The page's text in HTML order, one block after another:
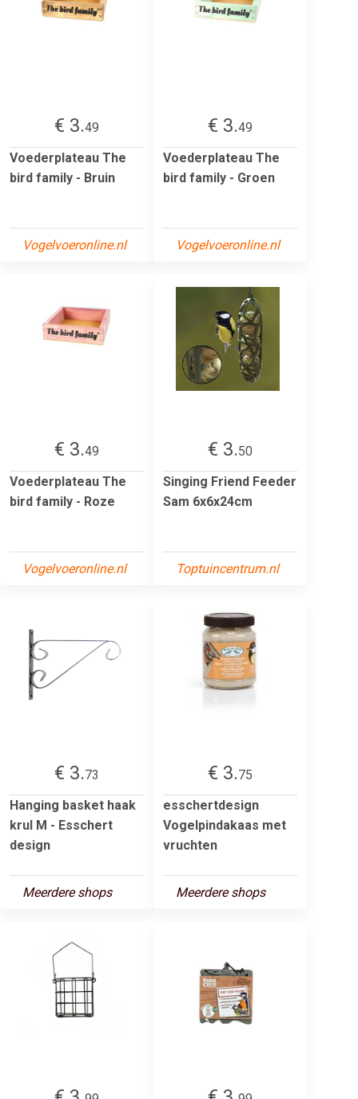
€ 3.49
Voederplateau The
bird family - Bruin
Vogelvoeronline.nl
€ 3.49
Voederplateau The
bird family - Groen
Vogelvoeronline.nl
€ 3.49
Voederplateau The
bird family - Roze
Vogelvoeronline.nl
€ 3.50
Singing Friend Feeder
Sam 6x6x24cm
Toptuincentrum.nl
€ 3.73
Hanging basket haak
krul M - Esschert
design
Meerdere shops
€ 3.75
esschertdesign
Vogelpindakaas met
vruchten
Meerdere shops